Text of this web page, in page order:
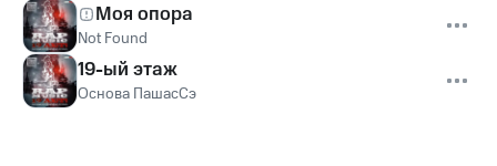
Моя опора
Not Found
19-ый этаж
Основа ПашасСэ